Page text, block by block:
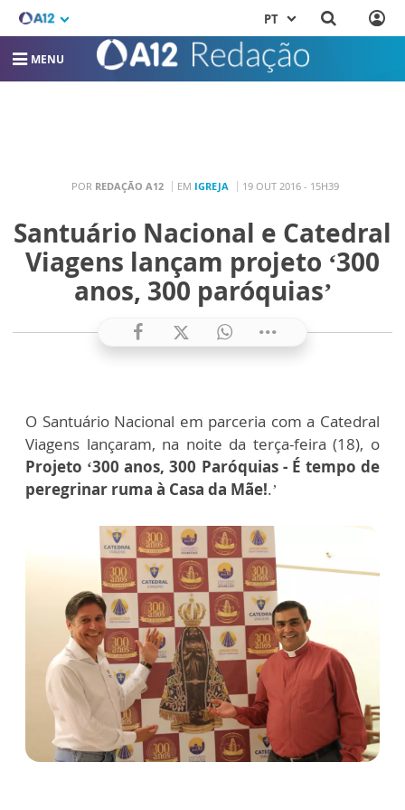
PT
MENU
POR REDAÇÃO A12 EM IGREJA 19 OUT 2016 - 15H39
Santuário Nacional e Catedral
Viagens lançam projeto ‘300
anos, 300 paróquias’
O Santuário Nacional em parceria com a Catedral
Viagens lançaram, na noite da terça-feira (18), o
Projeto ‘300 anos, 300 Paróquias - É tempo de
peregrinar ruma à Casa da Mãe!.’